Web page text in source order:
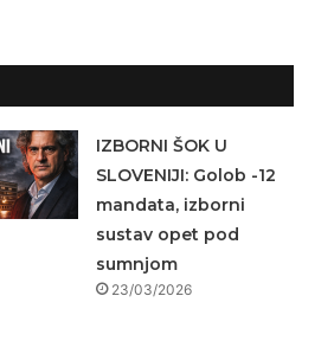
IZBORNI ŠOK U
SLOVENIJI: Golob -12
mandata, izborni
sustav opet pod
sumnjom
23/03/2026